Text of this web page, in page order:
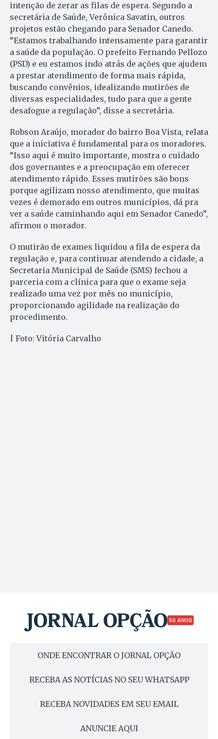
intenção de zerar as filas de espera. Segundo a
secretária de Saúde, Verônica Savatin, outros
projetos estão chegando para Senador Canedo.
“Estamos trabalhando intensamente para garantir
a saúde da população. O prefeito Fernando Pellozo
(PSD) e eu estamos indo atrás de ações que ajudem
a prestar atendimento de forma mais rápida,
buscando convênios, idealizando mutirões de
diversas especialidades, tudo para que a gente
desafogue a regulação”, disse a secretária.
Robson Araújo, morador do bairro Boa Vista, relata
que a iniciativa é fundamental para os moradores.
“Isso aqui é muito importante, mostra o cuidado
dos governantes e a preocupação em oferecer
atendimento rápido. Esses mutirões são bons
porque agilizam nosso atendimento, que muitas
vezes é demorado em outros municípios, dá pra
ver a saúde caminhando aqui em Senador Canedo”,
afirmou o morador.
O mutirão de exames liquidou a fila de espera da
regulação e, para continuar atendendo a cidade, a
Secretaria Municipal de Saúde (SMS) fechou a
parceria com a clínica para que o exame seja
realizado uma vez por mês no município,
proporcionando agilidade na realização do
procedimento.
| Foto: Vitória Carvalho
50 ANOS
ONDE ENCONTRAR O JORNAL OPÇÃO
RECEBA AS NOTÍCIAS NO SEU WHATSAPP
RECEBA NOVIDADES EM SEU EMAIL
ANUNCIE AQUI